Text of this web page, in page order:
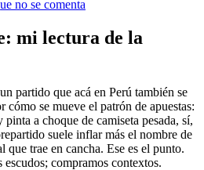
no se comenta
mi lectura de la
partido que acá en Perú también se
cómo se mueve el patrón de apuestas:
a choque de camiseta pesada, sí,
suele inflar más el nombre de
que trae en cancha. Ese es el punto.
compramos contextos.